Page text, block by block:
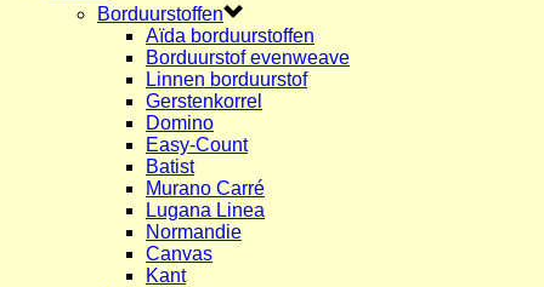
Borduurstoffen
Aïda borduurstoffen
Borduurstof evenweave
Linnen borduurstof
Gerstenkorrel
Domino
Easy-Count
Batist
Murano Carré
Lugana Linea
Normandie
Canvas
Kant